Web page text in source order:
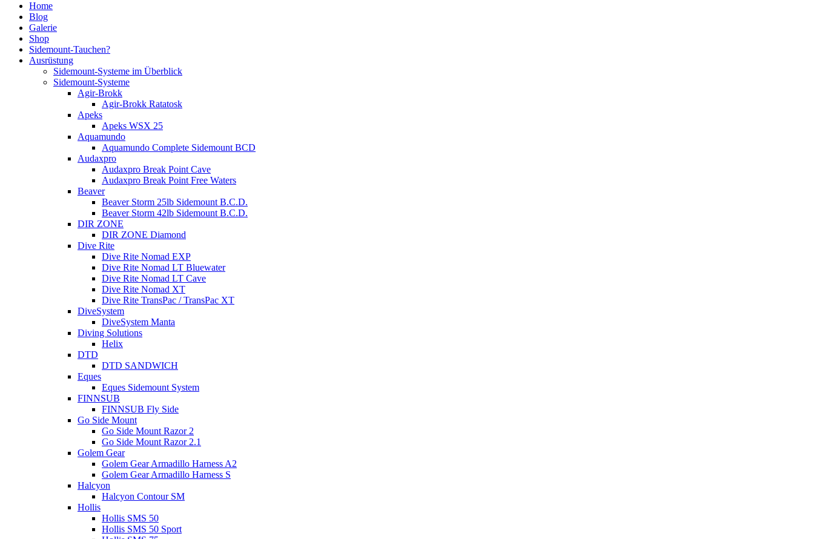
Home
Blog
Galerie
Shop
Sidemount-Tauchen?
Ausrüstung
Sidemount-Systeme im Überblick
Sidemount-Systeme
Agir-Brokk
Agir-Brokk Ratatosk
Apeks
Apeks WSX 25
Aquamundo
Aquamundo Complete Sidemount BCD
Audaxpro
Audaxpro Break Point Cave
Audaxpro Break Point Free Waters
Beaver
Beaver Storm 25lb Sidemount B.C.D.
Beaver Storm 42lb Sidemount B.C.D.
DIR ZONE
DIR ZONE Diamond
Dive Rite
Dive Rite Nomad EXP
Dive Rite Nomad LT Bluewater
Dive Rite Nomad LT Cave
Dive Rite Nomad XT
Dive Rite TransPac / TransPac XT
DiveSystem
DiveSystem Manta
Diving Solutions
Helix
DTD
DTD SANDWICH
Eques
Eques Sidemount System
FINNSUB
FINNSUB Fly Side
Go Side Mount
Go Side Mount Razor 2
Go Side Mount Razor 2.1
Golem Gear
Golem Gear Armadillo Harness A2
Golem Gear Armadillo Harness S
Halcyon
Halcyon Contour SM
Hollis
Hollis SMS 50
Hollis SMS 50 Sport